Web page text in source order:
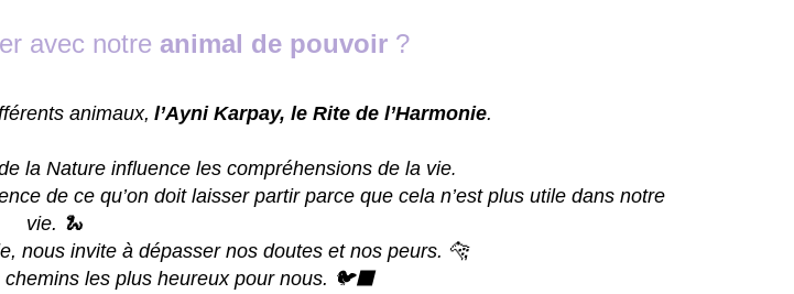
avec notre animal de pouvoir?
animaux, l’Ayni Karpay, le Rite de l’Harmonie.
la Nature influence les compréhensions de la vie.
de ce qu’on doit laisser partir parce que cela n’est plus utile dans notre
vie. 🐍
nous invite à dépasser nos doutes et nos peurs. 🐆
les plus heureux pour nous. 🐦‍⬛